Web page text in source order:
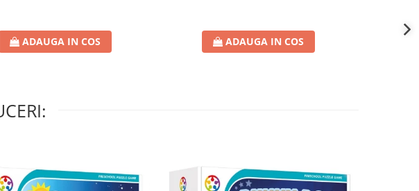
ADAUGA IN COS ADAUGA IN COS